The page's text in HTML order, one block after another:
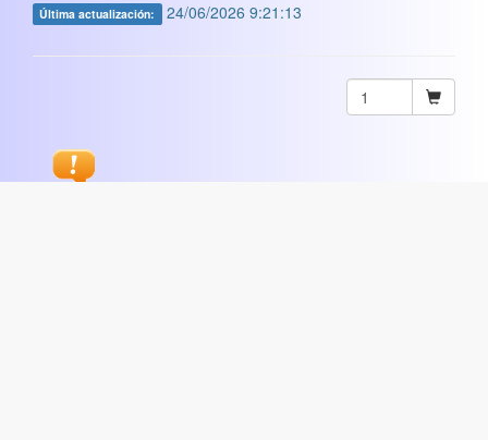
Última actualización: 24/06/2026 9:21:13